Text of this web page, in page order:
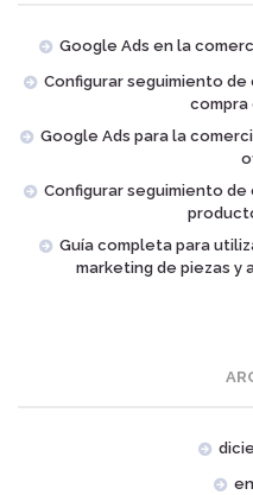
Google Ads en la
Configurar seguimiento
compra
Google Ads para la
Configurar seguimiento
Guía completa para
marketing de piezas y